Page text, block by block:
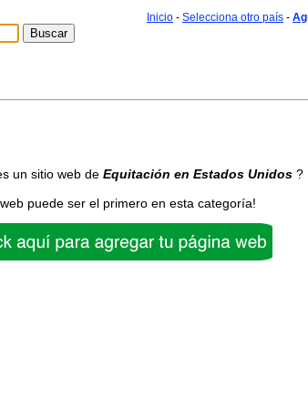
Inicio - Selecciona otro país -
un sitio web de Equitación en Estados Unidos ?
puede ser el primero en esta categoría!